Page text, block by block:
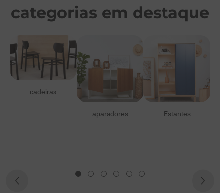
categorias em destaque
cadeiras
aparadores Estantes